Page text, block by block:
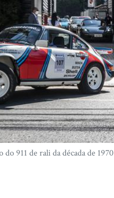
do 911 de rali da década de 1970